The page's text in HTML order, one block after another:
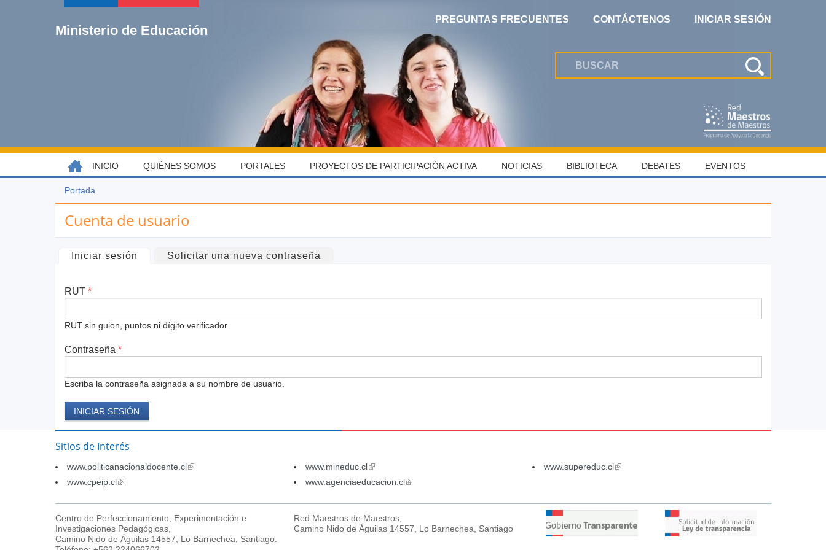
Ministerio de Educación
PREGUNTAS FRECUENTES CONTÁCTENOS INICIAR SESIÓN
Usted
está
aquí
Portada
Back
topCuenta de usuario
Solapas
Iniciar sesión (solapa activa)
Solicitar una nueva contraseña
RUT *
RUT sin guion, puntos ni dígito verificador
Contraseña *
Escriba la contraseña asignada a su nombre de usuario.
Back
MENÚ
PRINCIPAL
INICIO QUIÉNES SOMOS PORTALES PROYECTOS DE PARTICIPACIÓN ACTIVA NOTICIAS BIBLIOTECA DEBATES EVENTOS
Sitios de Interés
www.politicanacionaldocente.cl(link
www.mineduc.cl(link
is
www.supereduc.cl(link
www.cpeip.cl(link
external)
www.agenciaeducacion.cl(link
external)
Centro de Perfeccionamiento, Experimentación e
Investigaciones Pedagógicas,
Camino Nido de Águilas 14557, Lo Barnechea, Santiago.
Red Maestros de Maestros,
Camino Nido de Águilas 14557, Lo Barnechea, Santiago